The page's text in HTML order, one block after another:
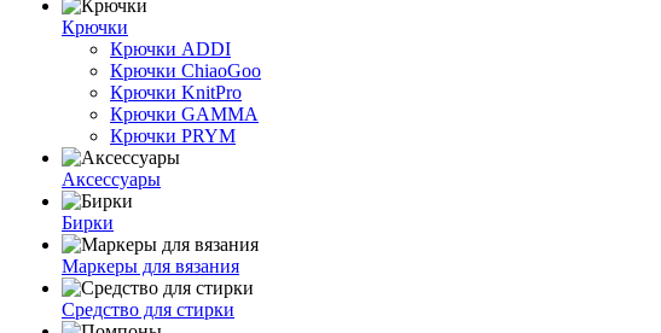
Крючки
Крючки ADDI
Крючки ChiaoGoo
Крючки KnitPro
Крючки GAMMA
Крючки PRYM
Аксессуары
Бирки
Маркеры для вязания
Средство для стирки